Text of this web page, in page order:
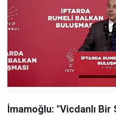
İmamoğlu: "Vicdanlı Bir